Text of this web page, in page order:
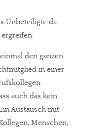
Unbeteiligte da
den ganzen
in einer
auch das kein
Austausch mit
Menschen,